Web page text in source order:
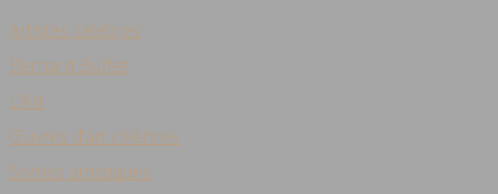
Artistes célèbres
Bernard Buffet
L’Art
Œuvres d’art célèbres
Sorties artistiques